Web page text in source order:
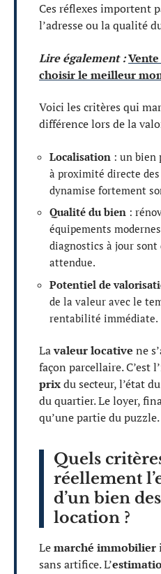
Ces réflexes importent
l’adresse ou la qualité
Lire également :
choisir le meilleur
Voici les critères qui
différence lors de la
Localisation : un bien
à proximité directe
dynamise fortement
Qualité du bien :
équipements
diagnostics à jour sont
attendue.
Potentiel de
de la valeur avec le
rentabilité immédiate.
Lavaleur locative ne
façon parcellaire. C’est
prixdu secteur, l’état
du quartier. Le loyer,
qu’une partie du puzzle.
Quels
réellement
d’un bien
location ?
Lemarché immobilier
sans artifice. L’